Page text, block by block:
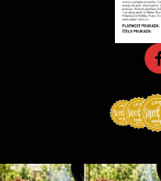
Udící špalíky - BORN TO SMOKE - různé druhy k...